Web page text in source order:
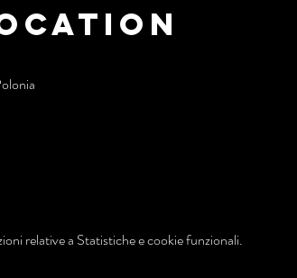
relative a Statistiche e cookie funzionali.